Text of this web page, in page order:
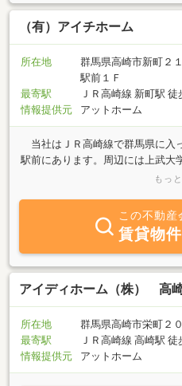
ご提示できると思います。皆様か
ります。宜しくお願い申し上げま
（有）アイチホーム
所在地
群馬県高崎市新町２
駅前１Ｆ
最寄駅
ＪＲ高崎線 新町駅 徒
情報提供元
アットホーム
当社はＪＲ高崎線で群馬県に入
駅前にあります。周辺には上武大
入学時期には遠くの県より、お部
は、高崎市、藤岡市、玉村町を中
アとし皆様に物件をご紹介させ
では不動産の「売却」「買取り」
等による不動産の資産活用などの
軽にご来店下さい。（秘密厳守・
もっ
この不動産
賃貸物
アイディホーム（株） 高
所在地
群馬県高崎市栄町２
最寄駅
ＪＲ高崎線 高崎駅 徒
情報提供元
アットホーム